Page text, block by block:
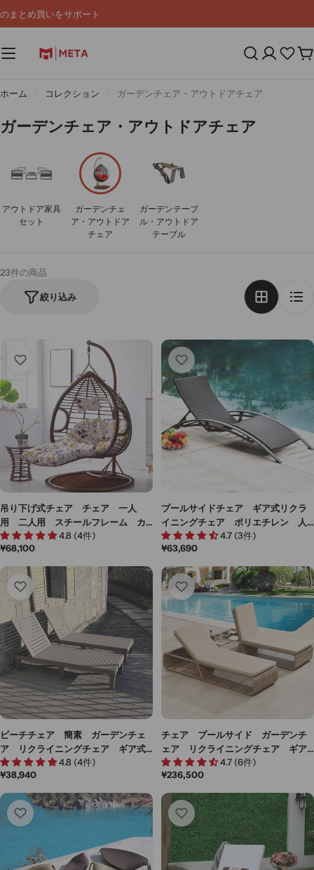
ン
ン
ツ
ス
ッ
プ
まとめ買いをサポート
カ
ホーム コレクション ガーデンチェア・アウトドアチェア
コ
シ
ン
ガーデンチェア・アウトドアチェア
アウトドア家具
セット
ガーデンチェ
ア・アウトドア
チェア
ガーデンテーブ
ル・アウトドア
テーブル
23件の商品
絞り込み
吊り下げ式チェア チェア 一人
用 二人用 スチールフレーム カ
ジュアル ポリコットン ラタン
風 籐風 おしゃれ HWYZ-M-001
4.8 (4件)
通
価
¥68,100
プールサイドチェア ギア式リクラ
イニングチェア ポリエチレン 人
工ラタン編み スチールフレーム
ウレタンフォーム ヘッドレスト
屋外家具 アウトドア家具 ガーデ
ン家具 グレー HWYZ-M010
4.7 (3件)
通
価
格
¥63,690
ビーチチェア 簡素 ガーデンチェ
ア リクライニングチェア ギア式
リクライニング PP樹脂製 シンプ
ルデザイン HWYZ-M008
4.8 (4件)
通
価
格
¥38,940
チェア プールサイド ガーデンチ
ェア リクライニングチェア ギア
式リクライニング機能 人工ラタン
編み スチールフレーム ポリエス
テル生地 高密度ウレタンフォー
ム シンプル HWYZ-M004
4.7 (6件)
通
価
格
¥236,500